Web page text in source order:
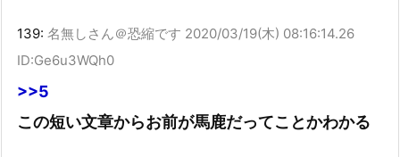
139: 名無しさん＠恐縮です 2020/03/19(木) 08:16:14.26
ID:Ge6u3WQh0
>>5
この短い文章からお前が馬鹿だってことかわかる